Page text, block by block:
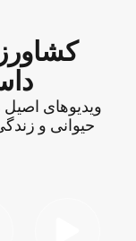
ویدیوهای
حیوانی و